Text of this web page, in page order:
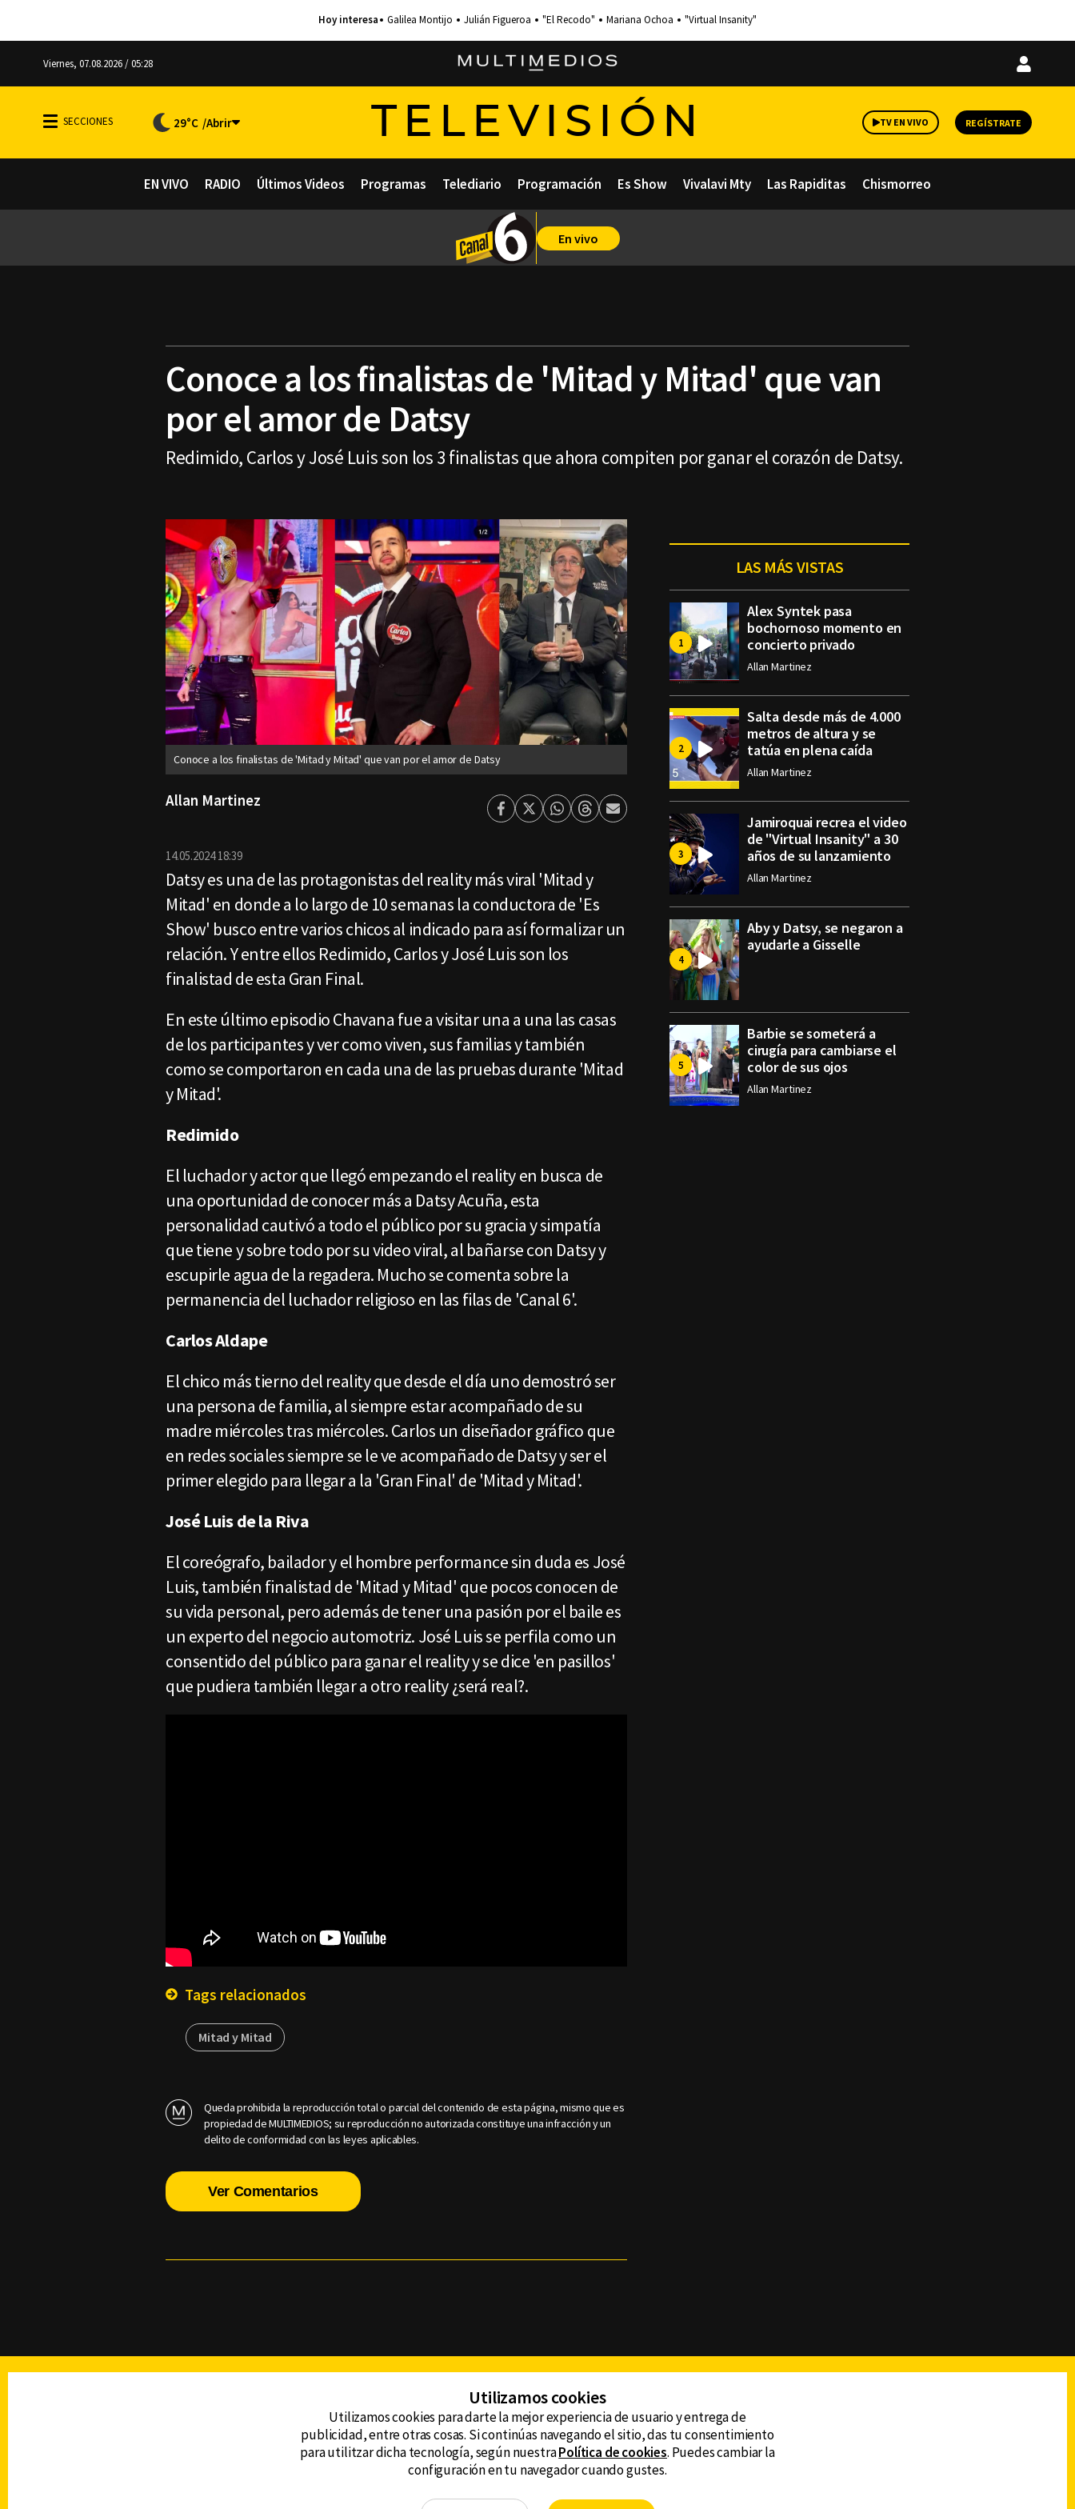
Galilea Montijo Julián Figueroa "El Recodo" Mariana Ochoa "Virtual Insanity"
Viernes, 07.08.2026 / 05:28
Iniciar
29°C TELEVISIÓN TV EN VIVO REGÍSTRATE
EN VIVO RADIO Últimos Videos Programas Telediario Programación Es Show Vivalavi Mty Las Rapiditas Chismorreo
En vivo
Conoce a los finalistas de 'Mitad y Mitad' que van
por el amor de Datsy
Redimido, Carlos y José Luis son los 3 finalistas que ahora compiten por ganar el corazón de Datsy.
Conoce a los finalistas de 'Mitad y Mitad' que van por el amor de Datsy
Allan Martinez
Facebook
TwitterWhatsapp
ThreadsEnviar
14.05.2024 18:39
Datsy es una de las protagonistas del reality más viral 'Mitad y
Mitad' en donde a lo largo de 10 semanas la conductora de 'Es
Show' busco entre varios chicos al indicado para así formalizar un
relación. Y entre ellos Redimido, Carlos y José Luis son los
finalistad de esta Gran Final.
En este último episodio Chavana fue a visitar una a una las casas
de los participantes y ver como viven, sus familias y también
como se comportaron en cada una de las pruebas durante 'Mitad
y Mitad'.
Redimido
El luchador y actor que llegó empezando el reality en busca de
una oportunidad de conocer más a Datsy Acuña, esta
personalidad cautivó a todo el público por su gracia y simpatía
que tiene y sobre todo por su video viral, al bañarse con Datsy y
escupirle agua de la regadera. Mucho se comenta sobre la
permanencia del luchador religioso en las filas de 'Canal 6'.
Carlos Aldape
El chico más tierno del reality que desde el día uno demostró ser
una persona de familia, al siempre estar acompañado de su
madre miércoles tras miércoles. Carlos un diseñador gráfico que
en redes sociales siempre se le ve acompañado de Datsy y ser el
primer elegido para llegar a la 'Gran Final' de 'Mitad y Mitad'.
José Luis de la Riva
El coreógrafo, bailador y el hombre performance sin duda es José
Luis, también finalistad de 'Mitad y Mitad' que pocos conocen de
su vida personal, pero además de tener una pasión por el baile es
un experto del negocio automotriz. José Luis se perfila como un
consentido del público para ganar el reality y se dice 'en pasillos'
que pudiera también llegar a otro reality ¿será real?.
Tags relacionados
Mitad y Mitad
Queda prohibida la reproducción total o parcial del contenido de esta página, mismo que es
propiedad de MULTIMEDIOS; su reproducción no autorizada constituye una infracción y un
delito de conformidad con las leyes aplicables.
Ver Comentarios
LAS MÁS VISTAS
Alex Syntek pasa
bochornoso momento en
concierto privado
Allan Martinez
Salta desde más de 4.000
metros de altura y se
tatúa en plena caída
Allan Martinez
Jamiroquai recrea el video
de "Virtual Insanity" a 30
años de su lanzamiento
Allan Martinez
Aby y Datsy, se negaron a
ayudarle a Gisselle
Barbie se someterá a
cirugía para cambiarse el
color de sus ojos
Allan Martinez
DERECHOS RESERVADOS © CANAL 6 2026
Prohibida la reproducción total o parcial, incluyendo
CONTACTO
AVISO DE PRIVACIDAD
AVISO LEGAL
DEFENSORÍA DE LAS AUDIENCIAS
Utilizamos cookies
Utilizamos cookies para darte la mejor experiencia de usuario y entrega de
publicidad, entre otras cosas. Si continúas navegando el sitio, das tu consentimiento
para utilitzar dicha tecnología, según nuestraPolítica de cookies. Puedes cambiar la
configuración en tu navegador cuando gustes.